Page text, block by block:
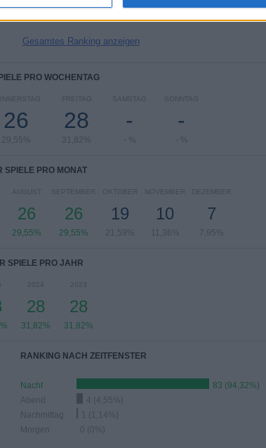
SV Robinhood
6 (6,82%)
Gesamtes Ranking anzeigen
PRO WOCHENTAG
26
29,55%
FREITAG
28
31,82%
SAMSTAG
-
- %
SONNTAG
-
- %
SPIELE PRO MONAT
AUGUST
26
29,55%
SEPTEMBER
26
29,55%
OKTOBER
19
21,59%
NOVEMBER
10
11,36%
DEZEMBER
7
7,95%
SPIELE PRO JAHR
2024
28
31,82%
2023
28
31,82%
RANKING NACH ZEITFENSTER
Nacht
83 (94,32%)
Abend
4 (4,55%)
Nachmittag
1 (1,14%)
Morgen
0 (0%)